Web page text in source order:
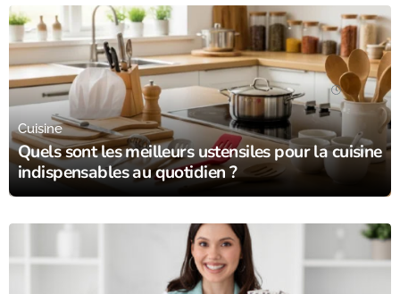
Quels sont les meilleurs ustensiles pour la cuisine
indispensables au quotidien ?
Cuisine
14/07/25